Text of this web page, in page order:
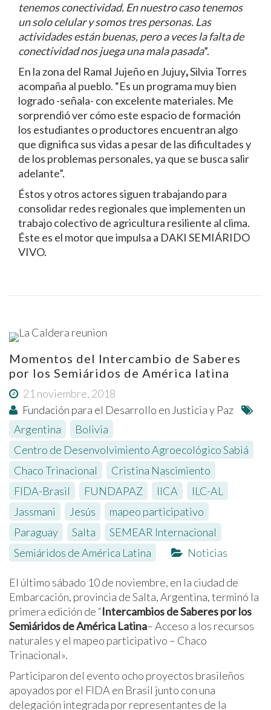
tenemos conectividad. En nuestro caso tenemos
un solo celular y somos tres personas. Las
actividades están buenas, pero a veces la falta de
conectividad nos juega una mala pasada”.
En la zona del Ramal Jujeño en Jujuy,Silvia Torres
acompaña al pueblo. “Es un programa muy bien
logrado -señala- con excelente materiales. Me
sorprendió ver cómo este espacio de formación
los estudiantes o productores encuentran algo
que dignifica sus vidas a pesar de las dificultades y
de los problemas personales, ya que se busca salir
adelante”.
Éstos y otros actores siguen trabajando para
consolidar redes regionales que implementen un
trabajo colectivo de agricultura resiliente al clima.
Éste es el motor que impulsa a DAKI SEMIÁRIDO
VIVO.
Momentos del Intercambio de Saberes
por los Semiáridos de América latina
21 noviembre, 2018
Fundación para el Desarrollo en Justicia y Paz
Argentina
Bolivia
Centro de Desenvolvimiento Agroecológico Sabiá
Chaco Trinacional
Cristina Nascimiento
FIDA-Brasil
FUNDAPAZ IICA ILC-AL
Jassmani
Jesús mapeo participativo
Paraguay
Salta SEMEAR Internacional
Semiáridos de América Latina
Noticias
El último sábado 10 de noviembre, en la ciudad de
Embarcación, provincia de Salta, Argentina, terminó la
primera edición de “Intercambios de Saberes por los
Semiáridos de América Latina– Acceso a los recursos
naturales y el mapeo participativo – Chaco
Trinacional».
Participaron del evento ocho proyectos brasileños
apoyados por el FIDA en Brasil junto con una
delegación integrada por representantes de la